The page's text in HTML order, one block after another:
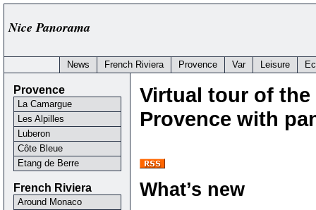
Nice Panorama
News French Riviera Provence Var Leisure
Virtual tour of the
Provence with
What’s new
Provence
La Camargue
Les Alpilles
Luberon
Côte Bleue
Etang de Berre
French Riviera
Around Monaco